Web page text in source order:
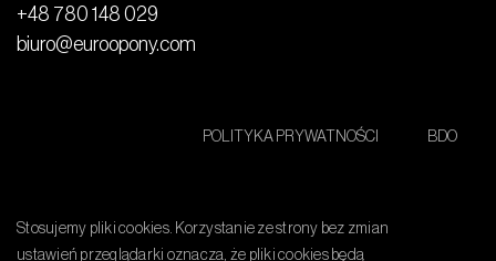
+48 780 148 029
biuro@euroopony.com
POLITYKA PRYWATNOŚCI BDO
Stosujemy pliki cookies. Korzystanie ze strony bez zmian
ustawień przeglądarki oznacza, że pliki cookies będą